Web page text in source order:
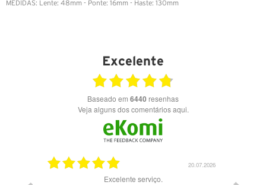
MEDIDAS: Lente: 48mm - Ponte: 16mm - Haste: 130mm
Excelente
Baseado em 6440 resenhas
Veja alguns dos comentários aqui.
20.07.2026
Excelente serviço.